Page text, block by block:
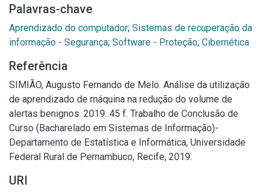
Palavras-chave
Aprendizado do computador; Sistemas de recuperação da
informação - Segurança; Software - Proteção; Cibernética
Referência
SIMIÃO, Augusto Fernando de Melo. Análise da utilização
de aprendizado de máquina na redução do volume de
alertas benignos. 2019. 45 f. Trabalho de Conclusão de
Curso (Bacharelado em Sistemas de Informação)-
Departamento de Estatística e Informática, Universidade
Federal Rural de Pernambuco, Recife, 2019.
URI